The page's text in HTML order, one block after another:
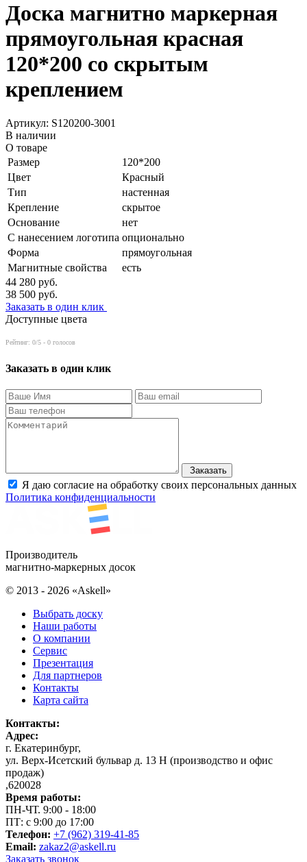
Доска магнитно маркерная
прямоугольная красная
120*200 со скрытым
креплением
Артикул: S120200-3001
В наличии
О товаре
Размер
120*200
Цвет
Красный
Тип
настенная
Крепление
скрытое
Основание
нет
С нанесением логотипа опционально
Форма
прямоугольная
Магнитные свойства
есть
44 280 руб.
38 500 руб.
Заказать в один клик
Доступные цвета
Рейтинг: 0/5 - 0 голосов
Заказать в один клик
Заказать
Я даю согласие на обработку своих персональных данных
Политика конфиденциальности
Производитель
магнитно-маркерных досок
© 2013 - 2026 «Askell»
Выбрать доску
Наши работы
О компании
Сервис
Презентация
Для партнеров
Контакты
Карта сайта
Контакты:
Адрес:
г. Екатеринбург,
ул. Верх-Исетский бульвар д. 13 Н (производство и офис
продаж)
,620028
Время работы:
ПН-ЧТ. 9:00 - 18:00
ПТ: с 9:00 до 17:00
Телефон: +7 (962) 319-41-85
Email: zakaz2@askell.ru
Заказать звонок